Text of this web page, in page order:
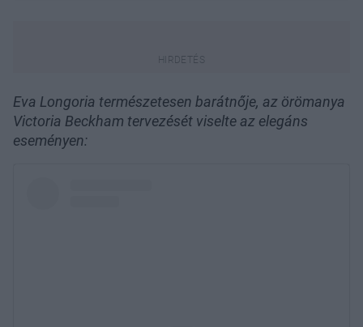
Eva Longoria természetesen barátnője, az örömanya
Victoria Beckham tervezését viselte az elegáns
eseményen: